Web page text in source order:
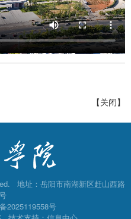
【关闭】
地址：岳阳市南湖新区赶山西路
2025119558号